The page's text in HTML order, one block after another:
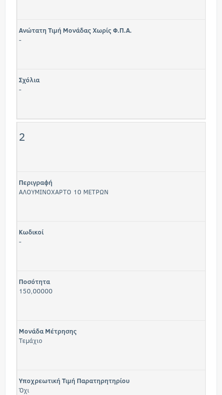
Ανώτατη Τιμή Μονάδας Χωρίς Φ.Π.Α.
-
Σχόλια
-
2
Περιγραφή
ΑΛΟΥΜΙΝΟΧΑΡΤΟ 10 ΜΕΤΡΩΝ
Κωδικοί
-
Ποσότητα
150,00000
Μονάδα Μέτρησης
Τεμάχιο
Υποχρεωτική Τιμή Παρατηρητηρίου
Όχι